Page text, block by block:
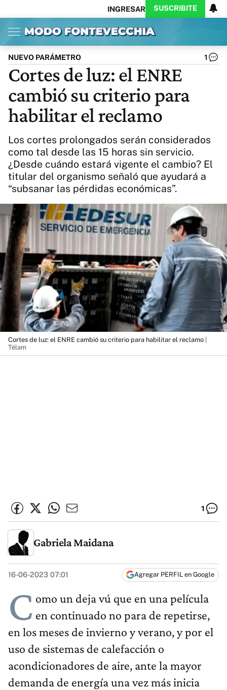
INGRESAR SUSCRIBITE
Inicio Ahora
Opinión
Política
Ciencia
Protagonistas
Cultura
Arte
Educación
Internacional
CARAS
Exitoina
Turismo
Videos
Córdoba
Reperfilar
Business
Noticias
Exitoina
Gaming
Vivo
Diario del Juicio
Actualidad
NUEVO PARÁMETRO 1
Cortes de luz: el ENRE
cambió su criterio para
habilitar el reclamo
Los cortes prolongados serán considerados
como tal desde las 15 horas sin servicio.
¿Desde cuándo estará vigente el cambio? El
titular del organismo señaló que ayudará a
“subsanar las pérdidas económicas”.
Cortes de luz: el ENRE cambió su criterio para habilitar el reclamo |
Télam
1
Gabriela Maidana
16-06-2023 07:01 Agregar PERFIL en Google
C omo un deja vú que en una película
en continuado no para de repetirse,
en los meses de invierno y verano, y por el
uso de sistemas de calefacción o
acondicionadores de aire, ante la mayor
demanda de energía una vez más inicia